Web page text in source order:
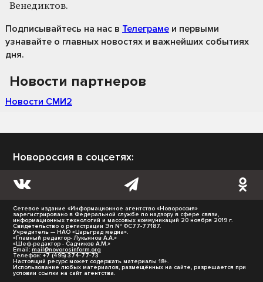
Венедиктов.
Подписывайтесь на нас в Телеграме и первыми
узнавайте о главных новостях и важнейших событиях
дня.
Новости партнеров
Новости СМИ2
Новороссия в соцсетях:
Сетевое издание «Информационное агентство «Новороссия»
зарегистрировано в Федеральной службе по надзору в сфере связи,
информационных технологий и массовых коммуникаций 20 ноября 2019 г.
Свидетельство о регистрации Эл № ФС77-77187.
Учредитель — НАО «Царьград медиа».
«Главный редактор- Лукьянов А.А.»
«Шеф-редактор - Садчиков А.М.»
Email: mail@novorosinform.org
Телефон: +7 (495) 374-77-73
Настоящий ресурс может содержать материалы 18+.
Использование любых материалов, размещённых на сайте, разрешается при
условии ссылки на сайт агентства.